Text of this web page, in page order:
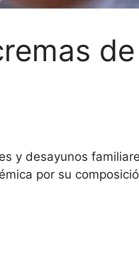
y desayunos
por su